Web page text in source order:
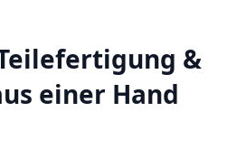
&
einer Hand